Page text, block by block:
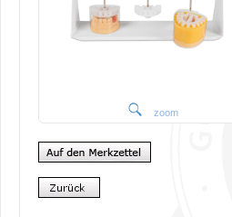
zoom